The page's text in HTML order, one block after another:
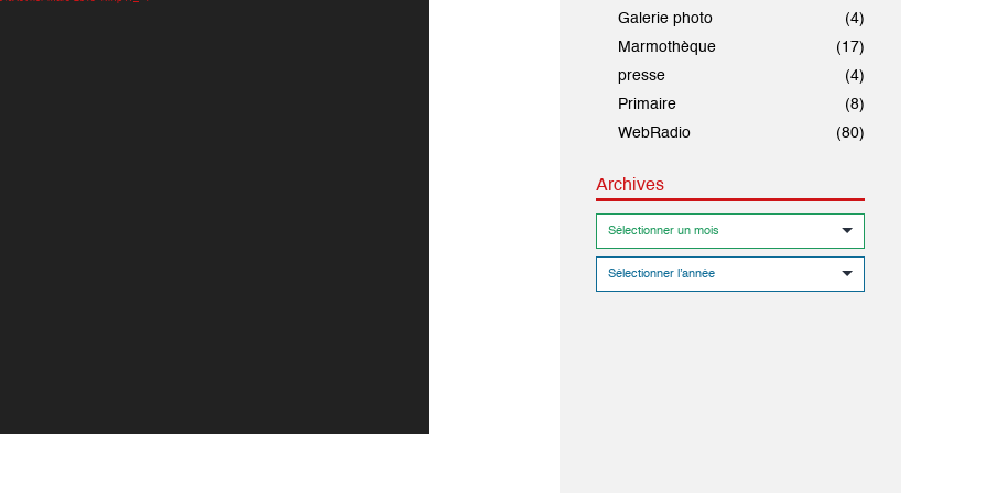
Galerie photo
(4)
Marmothèque
(17)
presse
(4)
Primaire
(8)
WebRadio
(80)
Archives